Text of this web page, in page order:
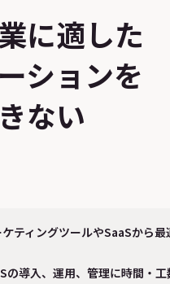
に適した
ションを
ない
ティングツールやSaaSから
の導入、運用、管理に時間・工